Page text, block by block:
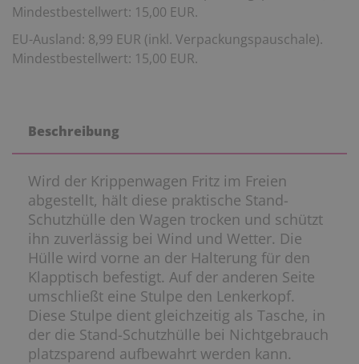
Mindestbestellwert: 15,00 EUR.
EU-Ausland: 8,99 EUR (inkl. Verpackungspauschale).
Mindestbestellwert: 15,00 EUR.
Beschreibung
Wird der Krippenwagen Fritz im Freien
abgestellt, hält diese praktische Stand-
Schutzhülle den Wagen trocken und schützt
ihn zuverlässig bei Wind und Wetter. Die
Hülle wird vorne an der Halterung für den
Klapptisch befestigt. Auf der anderen Seite
umschließt eine Stulpe den Lenkerkopf.
Diese Stulpe dient gleichzeitig als Tasche, in
der die Stand-Schutzhülle bei Nichtgebrauch
platzsparend aufbewahrt werden kann.